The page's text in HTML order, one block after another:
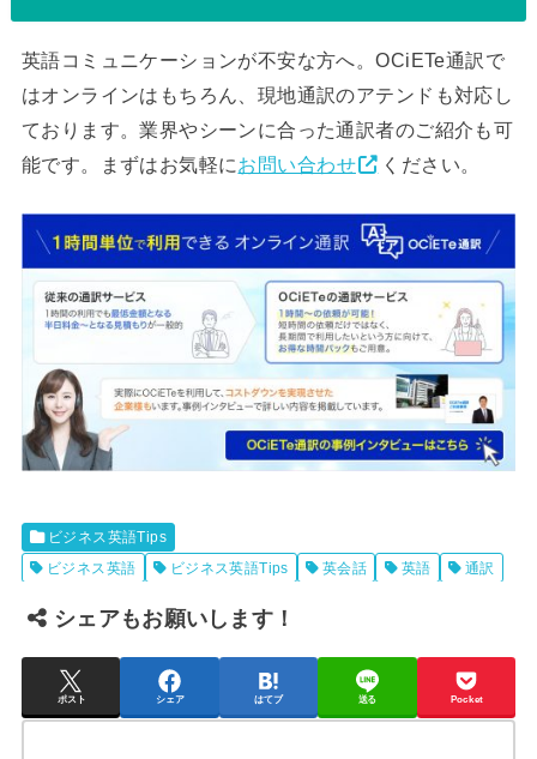
英語コミュニケーションが不安な方へ。OCiETe通訳で
はオンラインはもちろん、現地通訳のアテンドも対応し
ております。業界やシーンに合った通訳者のご紹介も可
能です。まずはお気軽にお問い合わせ ください。
ビジネス英語Tips
ビジネス英語
ビジネス英語Tips 英会話 英語 通訳
シェアもお願いします！
ポスト シェア はてブ 送る Pocket